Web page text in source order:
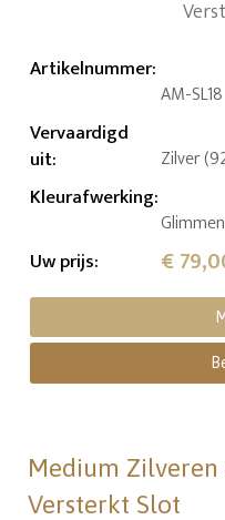
Artikelnummer:
AM-SL18
Vervaardigd
uit: Zilver
Kleurafwerking:
Uw prijs: €
Medium
Versterkt Slot